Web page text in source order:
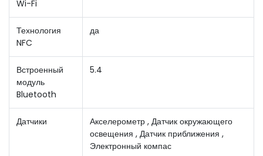
Wi-Fi
Технология
NFC
да
Встроенный
модуль
Bluetooth
5.4
Датчики
Акселерометр , Датчик окружающего
освещения , Датчик приближения ,
Электронный компас